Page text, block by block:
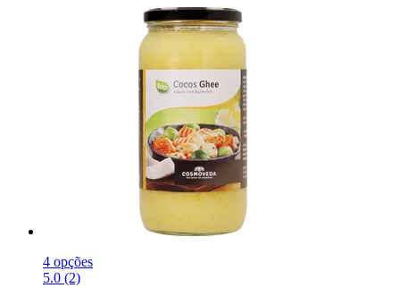
4 opções
5.0 (2)